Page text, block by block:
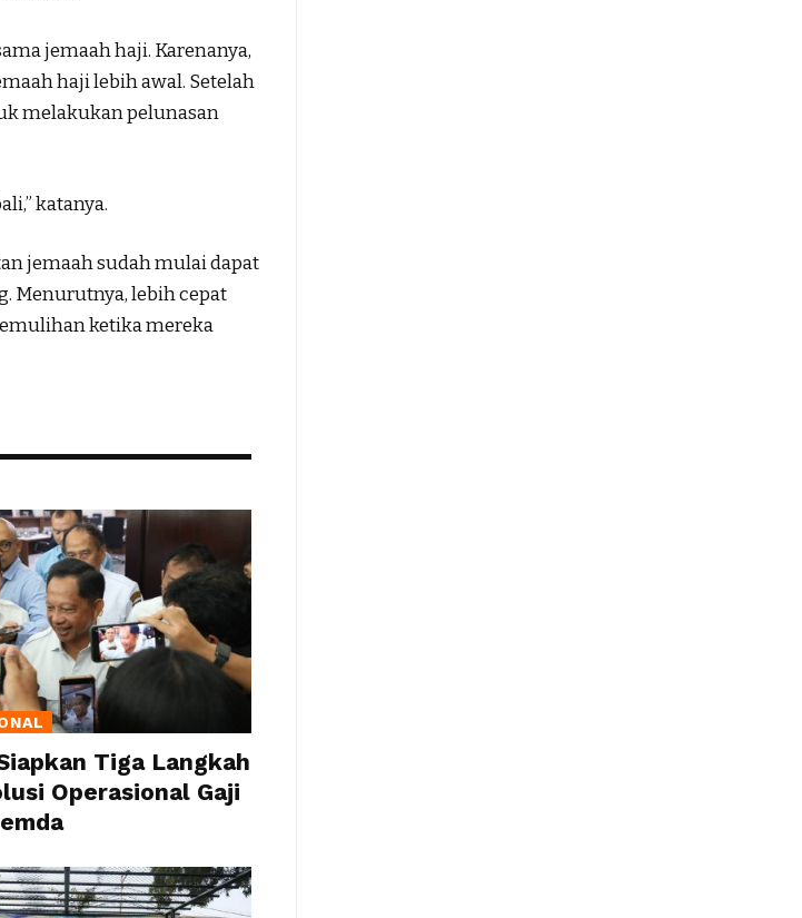
jemaah haji. Karenanya,
haji lebih awal. Setelah
melakukan pelunasan
katanya.
jemaah sudah mulai dapat
Menurutnya, lebih cepat
ketika mereka
Tiga Langkah
Operasional Gaji